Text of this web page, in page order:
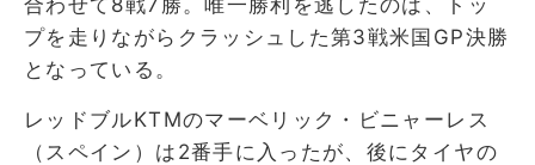
プを走りながらクラッシュした第3戦米国GP決勝
となっている。
レッドブルKTMのマーベリック・ビニャーレス
（スペイン）は2番手に入ったが、後にタイヤの